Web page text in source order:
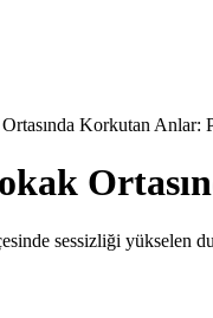
Korkutan
sessizliği yükselen